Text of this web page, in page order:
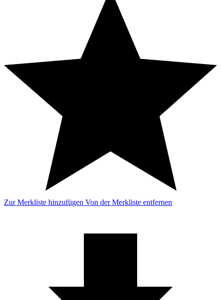
Zur Merkliste hinzufügen Von der Merkliste entfernen